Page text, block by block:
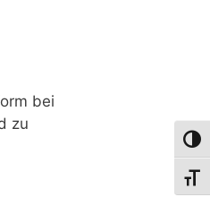
bei
zu